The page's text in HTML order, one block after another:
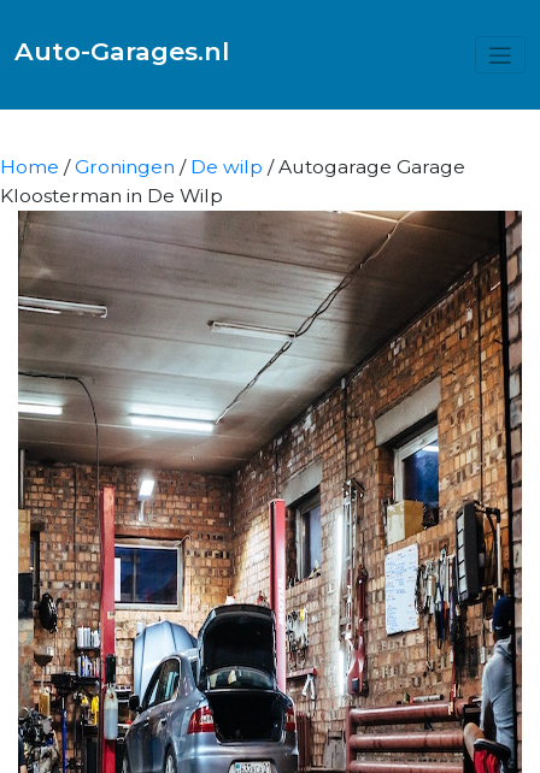
Auto-Garages.nl
Home /Groningen / De wilp / Autogarage Garage
Kloosterman in De Wilp